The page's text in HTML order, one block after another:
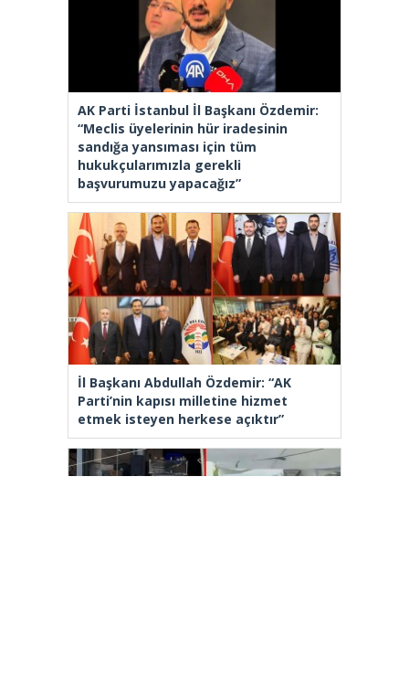
AK Parti İstanbul İl Başkanı Özdemir:
“Meclis üyelerinin hür iradesinin
sandığa yansıması için tüm
hukukçularımızla gerekli
başvurumuzu yapacağız”
İl Başkanı Abdullah Özdemir: “AK
Parti’nin kapısı milletine hizmet
etmek isteyen herkese açıktır”